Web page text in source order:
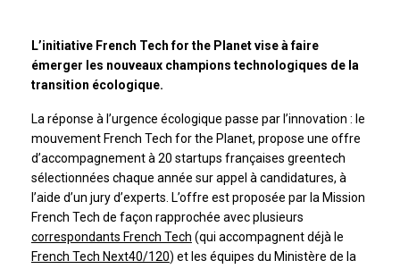
L’initiative French Tech for the Planet vise à faire
émerger les nouveaux champions technologiques de la
transition écologique.
La réponse à l’urgence écologique passe par l’innovation : le
mouvement French Tech for the Planet, propose une offre
d’accompagnement à 20 startups françaises greentech
sélectionnées chaque année sur appel à candidatures, à
l’aide d’un jury d’experts. L’offre est proposée par la Mission
French Tech de façon rapprochée avec plusieurs
correspondants French Tech (qui accompagnent déjà le
French Tech Next40/120) et les équipes du Ministère de la